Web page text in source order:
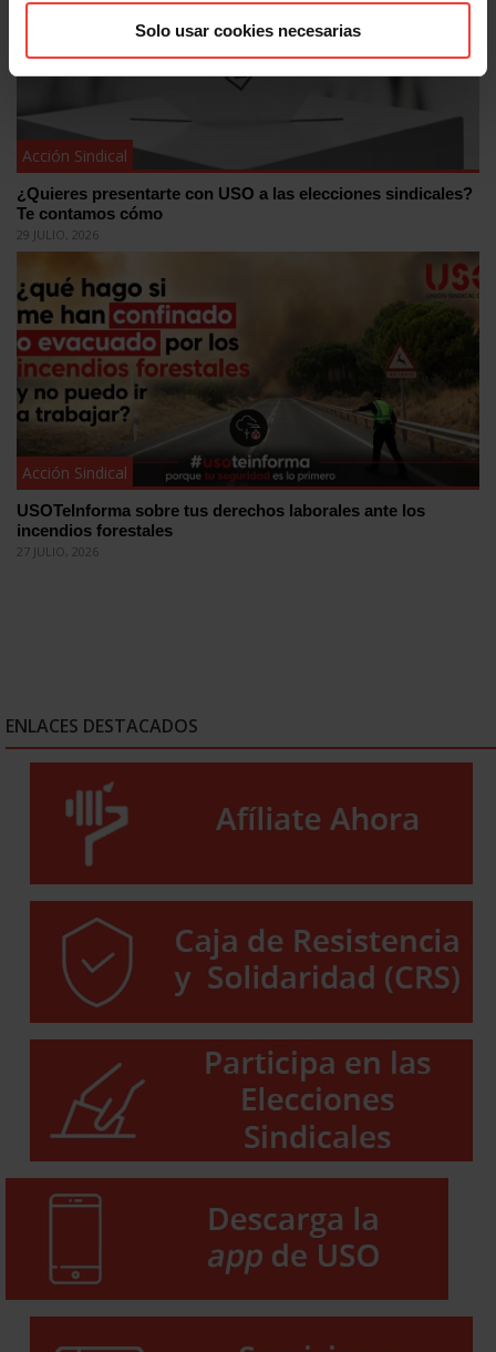
Solo usar cookies necesarias
Acción Sindical
¿Quieres presentarte con USO a las elecciones sindicales?
Te contamos cómo
29 JULIO, 2026
Acción Sindical
USOTeInforma sobre tus derechos laborales ante los
incendios forestales
27 JULIO, 2026
ENLACES DESTACADOS